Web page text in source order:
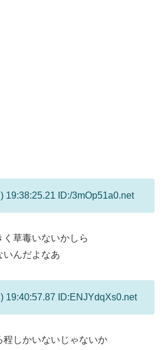
19:38:25.21 ID:/3mOp51a0.net
草毒いないかしら
いんだよなあ
19:40:57.87 ID:ENJYdqXs0.net
しかいないじゃないか